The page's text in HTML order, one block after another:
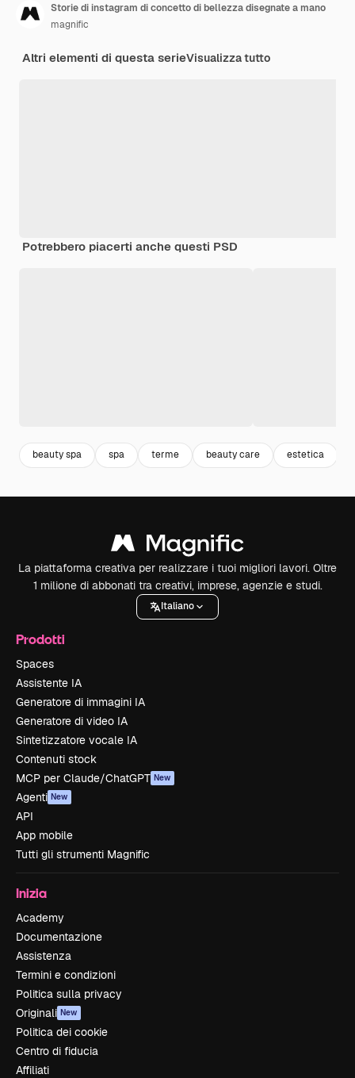
Storie di instagram di concetto di bellezza disegnate a mano
magnific
Altri elementi di questa serieVisualizza tutto
Potrebbero piacerti anche questi PSD
beauty spa spa terme beauty care estetica
La piattaforma creativa per realizzare i tuoi migliori lavori. Oltre
1 milione di abbonati tra creativi, imprese, agenzie e studi.
Italiano
Prodotti
Spaces
Assistente IA
Generatore di immagini IA
Generatore di video IA
Sintetizzatore vocale IA
Contenuti stock
MCP per Claude/ChatGPT New
Agenti New
API
App mobile
Tutti gli strumenti Magnific
Inizia
Academy
Documentazione
Assistenza
Termini e condizioni
Politica sulla privacy
Originali New
Politica dei cookie
Centro di fiducia
Affiliati